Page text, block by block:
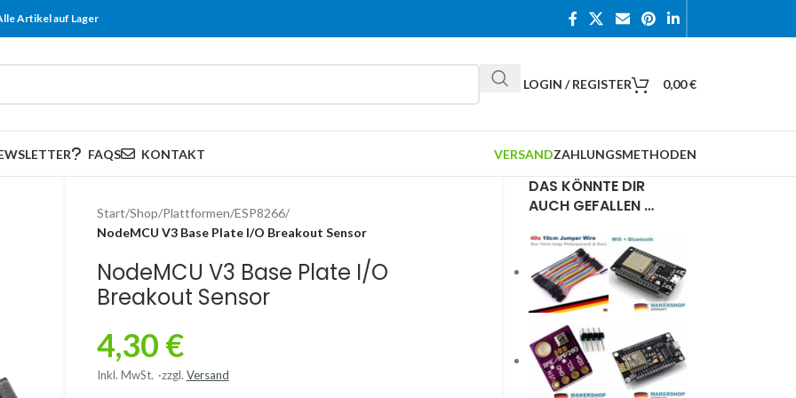
Artikel auf Lager
LOGIN / REGISTER 0,00€
FAQS KONTAKT VERSANDZAHLUNGSMETHODEN
Start/Shop/Plattformen/ESP8266/
NodeMCU V3 Base Plate I/O Breakout Sensor
NodeMCU V3 Base Plate I/O
Breakout Sensor
4,30 €
Inkl. MwSt. zzgl. Versand
DAS KÖNNTE DIR
AUCH GEFALLEN …